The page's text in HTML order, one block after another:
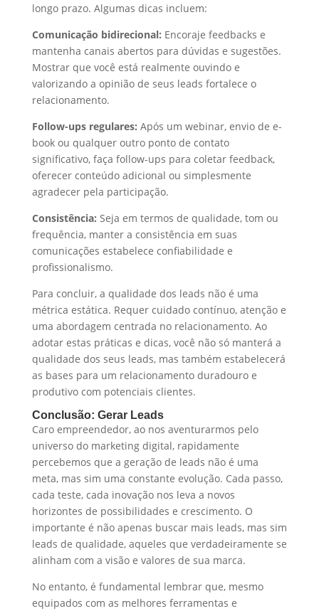
longo prazo. Algumas dicas incluem:
Comunicação bidirecional: Encoraje feedbacks e
mantenha canais abertos para dúvidas e sugestões.
Mostrar que você está realmente ouvindo e
valorizando a opinião de seus leads fortalece o
relacionamento.
Follow-ups regulares: Após um webinar, envio de e-
book ou qualquer outro ponto de contato
significativo, faça follow-ups para coletar feedback,
oferecer conteúdo adicional ou simplesmente
agradecer pela participação.
Consistência: Seja em termos de qualidade, tom ou
frequência, manter a consistência em suas
comunicações estabelece confiabilidade e
profissionalismo.
Para concluir, a qualidade dos leads não é uma
métrica estática. Requer cuidado contínuo, atenção e
uma abordagem centrada no relacionamento. Ao
adotar estas práticas e dicas, você não só manterá a
qualidade dos seus leads, mas também estabelecerá
as bases para um relacionamento duradouro e
produtivo com potenciais clientes.
Conclusão: Gerar Leads
Caro empreendedor, ao nos aventurarmos pelo
universo do marketing digital, rapidamente
percebemos que a geração de leads não é uma
meta, mas sim uma constante evolução. Cada passo,
cada teste, cada inovação nos leva a novos
horizontes de possibilidades e crescimento. O
importante é não apenas buscar mais leads, mas sim
leads de qualidade, aqueles que verdadeiramente se
alinham com a visão e valores de sua marca.
No entanto, é fundamental lembrar que, mesmo
equipados com as melhores ferramentas e